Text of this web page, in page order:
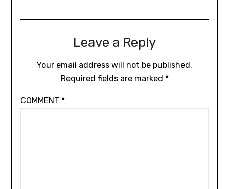
Leave a Reply
Your email address will not be published.
Required fields are marked *
COMMENT *